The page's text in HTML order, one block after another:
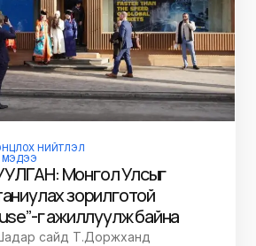
НИЙТЛЭЛ
МЭДЭЭ
Монгол Улсыг
зорилготой
г ажиллуулж байна
сайд Т.Доржханд